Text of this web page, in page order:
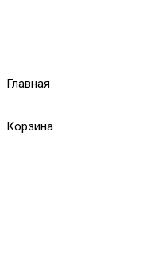
Главная
Корзина